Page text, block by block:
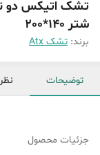
تشک اتیکس دو
شتر 140*200
برند: تشک Atx
توضیحات
جزئیات محصول